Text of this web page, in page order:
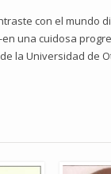
con el mundo
una cuidosa
la Universidad de